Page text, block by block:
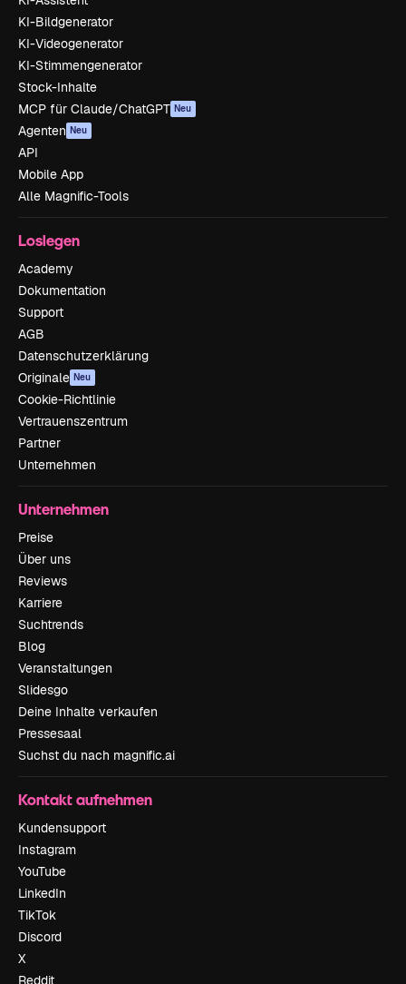
KI-Bildgenerator
KI-Videogenerator
KI-Stimmengenerator
Stock-Inhalte
MCP für Claude/ChatGPT Neu
Agenten Neu
API
Mobile App
Alle Magnific-Tools
Loslegen
Academy
Dokumentation
Support
AGB
Datenschutzerklärung
Originale Neu
Cookie-Richtlinie
Vertrauenszentrum
Partner
Unternehmen
Unternehmen
Preise
Über uns
Reviews
Karriere
Suchtrends
Blog
Veranstaltungen
Slidesgo
Deine Inhalte verkaufen
Pressesaal
Suchst du nach magnific.ai
Kontakt aufnehmen
Kundensupport
Instagram
YouTube
LinkedIn
TikTok
Discord
X
Reddit